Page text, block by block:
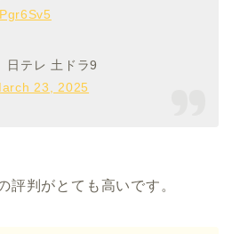
テレ 土ドラ9
23, 2025
評判がとても高いです。